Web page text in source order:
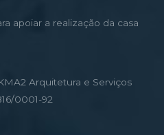
apoiar a realização da casa
Arquitetura e Serviços
0001-92